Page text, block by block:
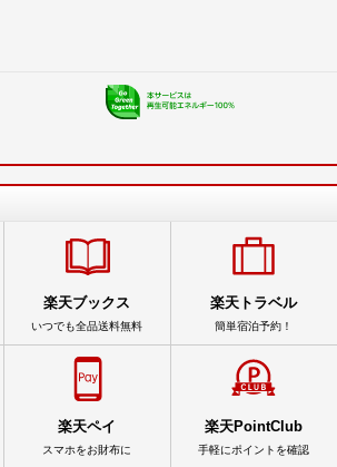
楽天ブックス
いつでも全品送料無料
楽天トラベル
簡単宿泊予約！
楽天ペイ
スマホをお財布に
楽天PointClub
手軽にポイントを確認